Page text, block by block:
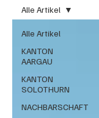
Alle Artikel
KANTON
AARGAU
KANTON
SOLOTHURN
NACHBARSCHAFT
Alle Artikel